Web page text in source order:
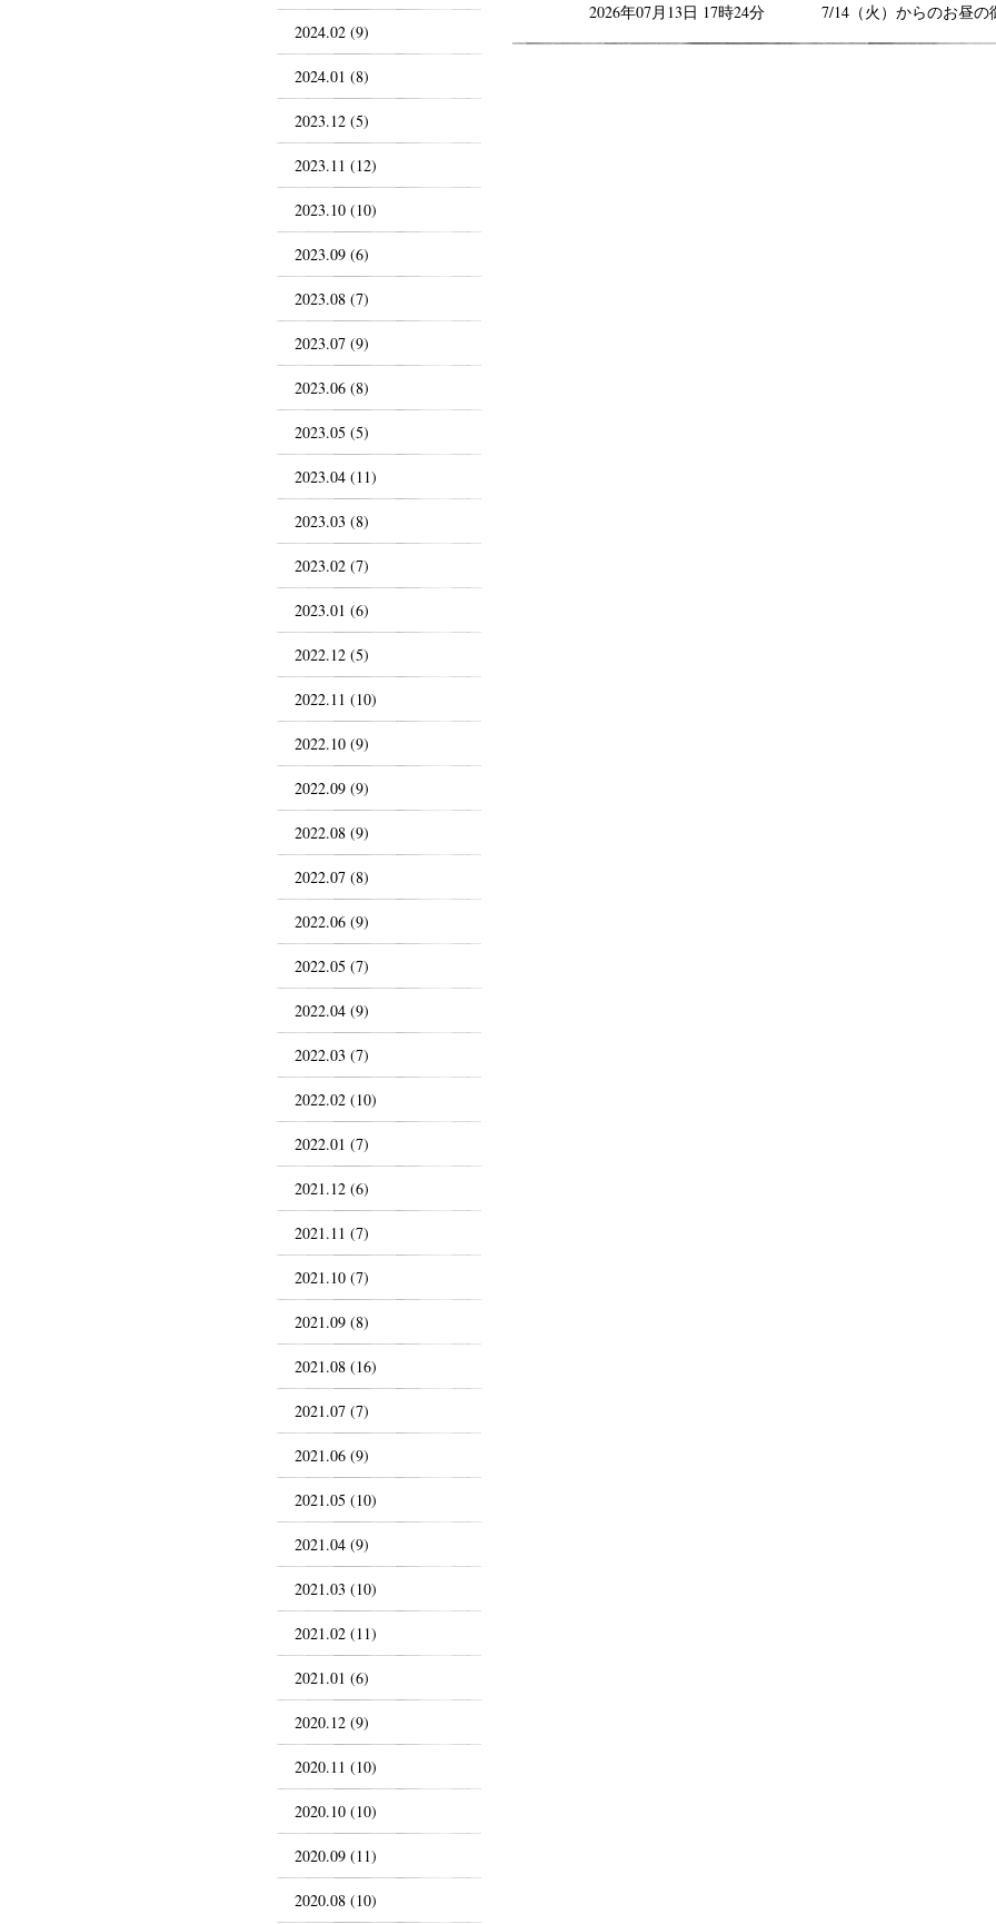
7/14（火）からのお昼の
2026年07月13日 17時24分
2024.02 (9)
2024.01 (8)
2023.12 (5)
2023.11 (12)
2023.10 (10)
2023.09 (6)
2023.08 (7)
2023.07 (9)
2023.06 (8)
2023.05 (5)
2023.04 (11)
2023.03 (8)
2023.02 (7)
2023.01 (6)
2022.12 (5)
2022.11 (10)
2022.10 (9)
2022.09 (9)
2022.08 (9)
2022.07 (8)
2022.06 (9)
2022.05 (7)
2022.04 (9)
2022.03 (7)
2022.02 (10)
2022.01 (7)
2021.12 (6)
2021.11 (7)
2021.10 (7)
2021.09 (8)
2021.08 (16)
2021.07 (7)
2021.06 (9)
2021.05 (10)
2021.04 (9)
2021.03 (10)
2021.02 (11)
2021.01 (6)
2020.12 (9)
2020.11 (10)
2020.10 (10)
2020.09 (11)
2020.08 (10)